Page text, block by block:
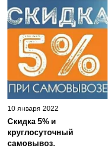
10 января 2022
Скидка 5% и
круглосуточный
самовывоз.